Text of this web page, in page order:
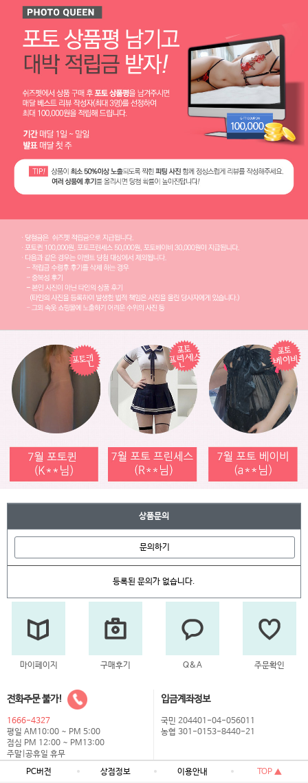
상품문의
문의하기
등록된 문의가 없습니다.
마이페이지 구매후기 Q&A 주문확인
전화주문 불가!
1666-4327
평일 AM10:00 ~ PM 5:00
점심 PM 12:00 ~ PM13:00
주말|공휴일 휴무
입금계좌정보
국민 204401-04-056011
농협 301-0153-8440-21
PC버전 상점정보 이용안내 TOP ▲